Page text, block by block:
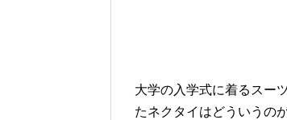
大学の入学式に着るスー
たネクタイはどういうの